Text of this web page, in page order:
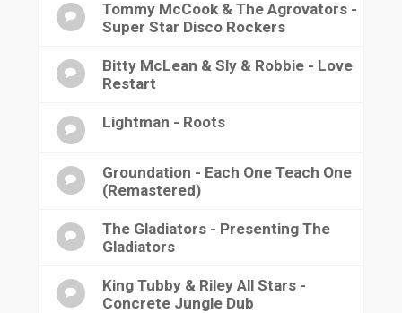
Tommy McCook & The Agrovators -
Super Star Disco Rockers
Bitty McLean & Sly & Robbie - Love
Restart
Lightman - Roots
Groundation - Each One Teach One
(Remastered)
The Gladiators - Presenting The
Gladiators
King Tubby & Riley All Stars -
Concrete Jungle Dub